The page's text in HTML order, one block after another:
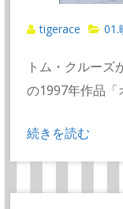
tigerace 01.
トム・クルー
の1997年作品「
続きを読む